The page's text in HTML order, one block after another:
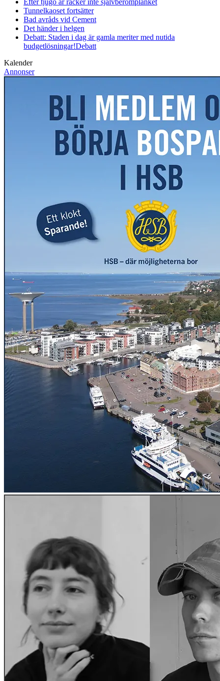
Tunnelkaoset fortsätter
Bad avråds vid Cement
Det händer i helgen
Debatt: Staden i dag är gamla meriter med nutida
budgetlösningar!Debatt
Kalender
Annonser